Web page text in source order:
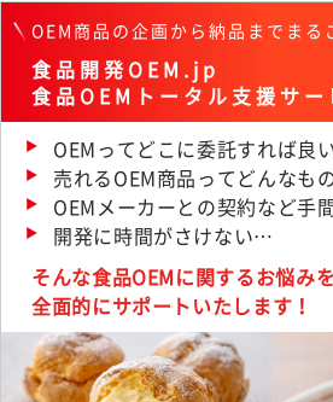
OEM商品の企画から納品までまる
食品開発OEM.jp
食品OEMトータル支援サー
OEMってどこに委託すれば良
売れるOEM商品ってどんなも
OEMメーカーとの契約など手
開発に時間がさけない…
そんな食品OEMに関するお悩みを
全面的にサポートいたします！